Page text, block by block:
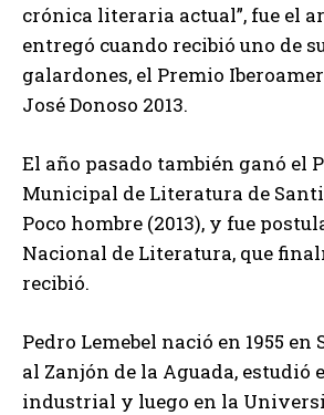
crónica literaria actual”, fue el
entregó cuando recibió uno de
galardones, el Premio
José Donoso 2013.
El año pasado también ganó el
Municipal de Literatura de
Poco hombre (2013), y fue
Nacional de Literatura, que
recibió.
Pedro Lemebel nació en 1955
al Zanjón de la Aguada, estudió
industrial y luego en la